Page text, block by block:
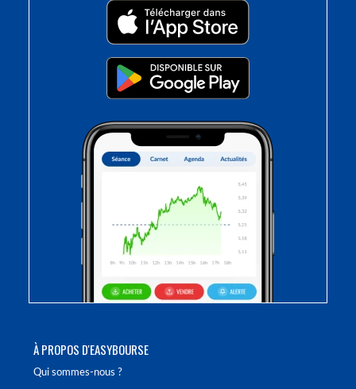
À PROPOS D'EASYBOURSE
Qui sommes-nous ?